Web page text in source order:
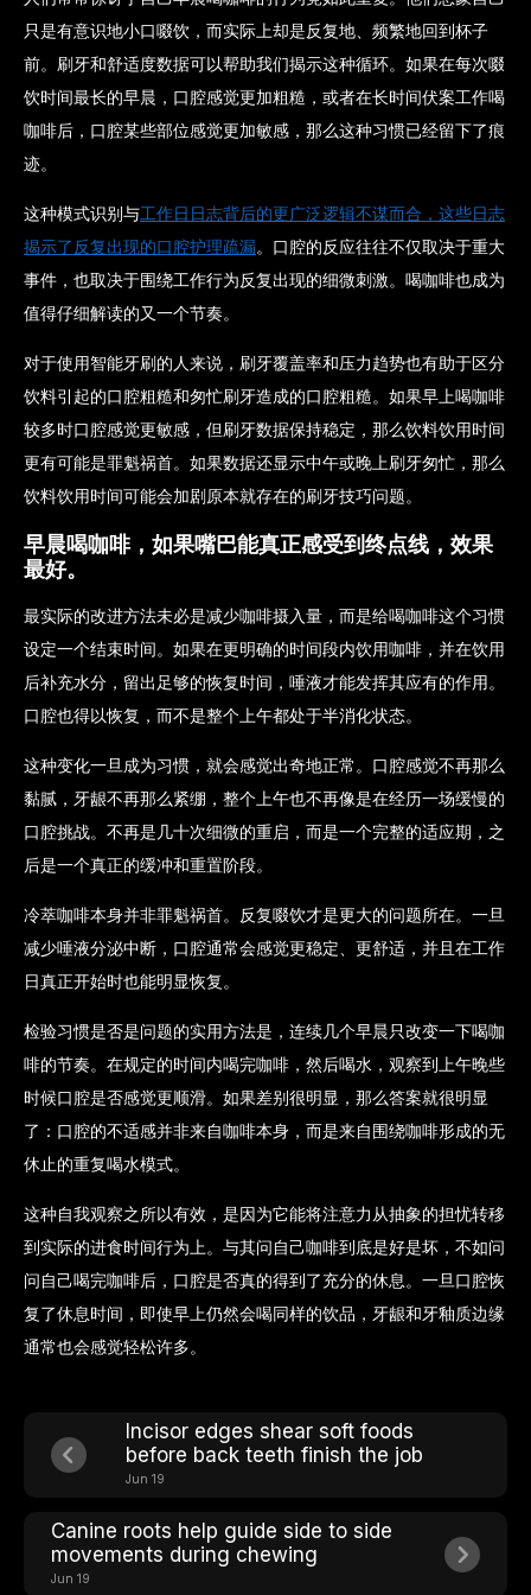
只是有意识地小口啜饮，而实际上却是反复地、频繁地回到杯子
前。刷牙和舒适度数据可以帮助我们揭示这种循环。如果在每次啜
饮时间最长的早晨，口腔感觉更加粗糙，或者在长时间伏案工作喝
咖啡后，口腔某些部位感觉更加敏感，那么这种习惯已经留下了痕
迹。
这种模式识别与工作日日志背后的更广泛逻辑不谋而合，这些日志
揭示了反复出现的口腔护理疏漏。口腔的反应往往不仅取决于重大
事件，也取决于围绕工作行为反复出现的细微刺激。喝咖啡也成为
值得仔细解读的又一个节奏。
对于使用智能牙刷的人来说，刷牙覆盖率和压力趋势也有助于区分
饮料引起的口腔粗糙和匆忙刷牙造成的口腔粗糙。如果早上喝咖啡
较多时口腔感觉更敏感，但刷牙数据保持稳定，那么饮料饮用时间
更有可能是罪魁祸首。如果数据还显示中午或晚上刷牙匆忙，那么
饮料饮用时间可能会加剧原本就存在的刷牙技巧问题。
早晨喝咖啡，如果嘴巴能真正感受到终点线，效果
最好。
最实际的改进方法未必是减少咖啡摄入量，而是给喝咖啡这个习惯
设定一个结束时间。如果在更明确的时间段内饮用咖啡，并在饮用
后补充水分，留出足够的恢复时间，唾液才能发挥其应有的作用。
口腔也得以恢复，而不是整个上午都处于半消化状态。
这种变化一旦成为习惯，就会感觉出奇地正常。口腔感觉不再那么
黏腻，牙龈不再那么紧绷，整个上午也不再像是在经历一场缓慢的
口腔挑战。不再是几十次细微的重启，而是一个完整的适应期，之
后是一个真正的缓冲和重置阶段。
冷萃咖啡本身并非罪魁祸首。反复啜饮才是更大的问题所在。一旦
减少唾液分泌中断，口腔通常会感觉更稳定、更舒适，并且在工作
日真正开始时也能明显恢复。
检验习惯是否是问题的实用方法是，连续几个早晨只改变一下喝咖
啡的节奏。在规定的时间内喝完咖啡，然后喝水，观察到上午晚些
时候口腔是否感觉更顺滑。如果差别很明显，那么答案就很明显
了：口腔的不​​适感并非来自咖啡本身，而是来自围绕咖啡形成的无
休止的重复喝水模式。
这种自我观察之所以有效，是因为它能将注意力从抽象的担忧转移
到实际的进食时间行为上。与其问自己咖啡到底是好是坏，不如问
问自己喝完咖啡后，口腔是否真的得到了充分的休息。一旦口腔恢
复了休息时间，即使早上仍然会喝同样的饮品，牙龈和牙釉质边缘
通常也会感觉轻松许多。
Incisor edges shear soft foods
before back teeth finish the job
Jun 19
Canine roots help guide side to side
movements during chewing
Jun 19